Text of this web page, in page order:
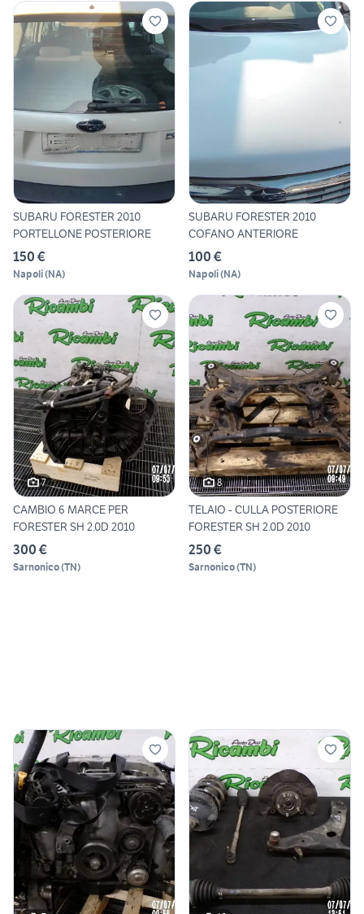
SUBARU FORESTER 2010
PORTELLONE POSTERIORE
150 €
Napoli(NA)
SUBARU FORESTER 2010
COFANO ANTERIORE
100 €
Napoli(NA)
7
CAMBIO 6 MARCE PER
FORESTER SH 2.0D 2010
300 €
Sarnonico(TN)
8
TELAIO - CULLA POSTERIORE
FORESTER SH 2.0D 2010
250 €
Sarnonico(TN)